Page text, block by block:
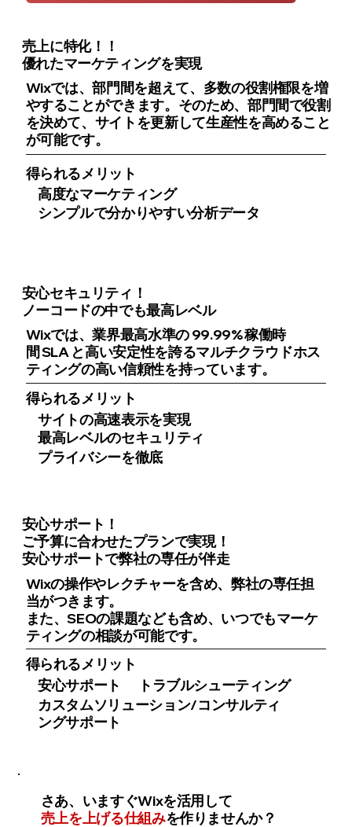
売上に特化！！
優れたマーケティングを実現
Wixでは、部門間を超えて、多数の役割権限を増
やすることができます。そのため、部門間で役割
を決めて、サイトを更新して生産性を高めること
が可能です。
得られるメリット
高度なマーケティング
シンプルで分かりやすい分析データ
安心セキュリティ！
ノーコードの中でも最高レベル
Wixでは、業界最高水準の 99.99% 稼働時
間 SLA と高い安定性を誇るマルチクラウドホス
ティングの高い信頼性を持っています。
得られるメリット
サイトの高速表示を実現
最高レベルのセキュリティ
プライバシーを徹底
安心サポート！
ご予算に合わせたプランで実現！
安心サポートで弊社の専任が伴走
Wixの操作やレクチャーを含め、弊社の専任担
当がつきます。
また、SEOの課題なども含め、いつでもマーケ
ティングの相談が可能です。
得られるメリット
安心サポート
トラブルシューティング
カスタムソリューション/コンサルティ
ングサポート
さあ、いますぐWixを活用して
売上を上げる仕組みを作りませんか？